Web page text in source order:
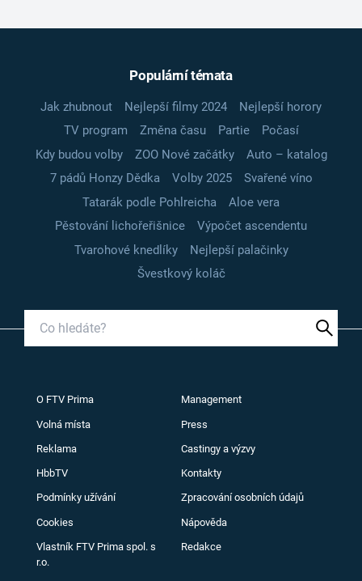
Populární témata
Jak zhubnout Nejlepší filmy 2024
Nejlepší horory
TV program
Změna času Partie
Počasí
Kdy budou volby
ZOO Nové začátky
Auto – katalog
7 pádů Honzy Dědka
Volby 2025
Svařené víno
Tatarák podle Pohlreicha
Aloe vera
Pěstování lichořeřišnice
Výpočet ascendentu
Tvarohové knedlíky
Nejlepší palačinky
Švestkový koláč
O FTV Prima Management
Volná místa Press
Reklama Castingy a výzvy
HbbTV Kontakty
Podmínky užívání Zpracování osobních údajů
Cookies Nápověda
Vlastník FTV Prima spol. s
r.o.
Redakce